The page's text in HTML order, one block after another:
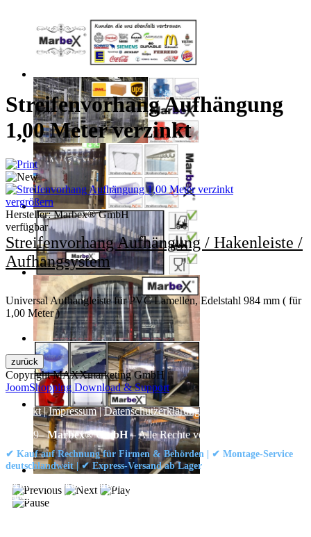
Streifenvorhang Aufhängung
1,00 Meter verzinkt
vergrößern
Hersteller:Marbex® GmbH
verfügbar
Streifenvorhang Aufhängung / Hakenleiste /
Aufhangsystem
Universal Aufhangleiste für PVC Lamellen, Edelstahl 984 mm ( für
1,00 Meter )
Copyright MAXXmarketing GmbH
JoomShopping Download & Support
Kontakt|Impressum|Datenschutzerklärung
© 1999– Marbex® GmbH– Alle Rechte vorbehalten.
✔ Kauf auf Rechnung für Firmen & Behörden | ✔ Montage-Service
deutschlandweit | ✔ Express-Versand ab Lager
Technische Dokumentation:
Datenblatt|Konformität (Food/Pharma)